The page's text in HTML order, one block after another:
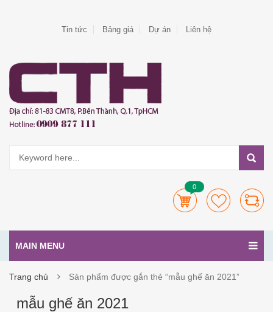
Tin tức Bảng giá Dự án Liên hệ
0
MAIN MENU
Trang chủ Sản phẩm được gắn thẻ “mẫu ghế ăn 2021”
mẫu ghế ăn 2021